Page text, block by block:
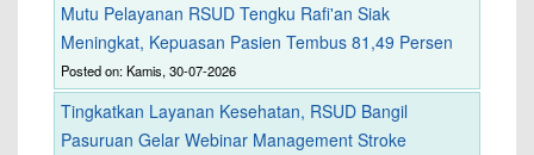
Mutu Pelayanan RSUD Tengku Rafi'an Siak
Meningkat, Kepuasan Pasien Tembus 81,49 Persen
Posted on: Kamis, 30-07-2026
Tingkatkan Layanan Kesehatan, RSUD Bangil
Pasuruan Gelar Webinar Management Stroke